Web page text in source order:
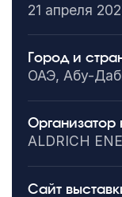
21 апреля
Город и
ОАЭ, Абу-
Организатор
ALDRICH
Сайт